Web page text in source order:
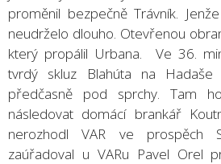
proměnil bezpečně Trávník.
neudrželo dlouho. Otevřenou
který propálil Urbana. Ve 36.
tvrdý skluz Blahúta na
předčasně pod sprchy. Tam
následovat domácí brankář
nerozhodl VAR ve prospěch
zaúřadoval u VARu Pavel Orel